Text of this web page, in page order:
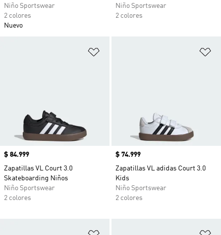
Niño Sportswear
2 colores
Nuevo
Niño Sportswear
2 colores
Precio
$ 84.999
Zapatillas VL Court 3.0
Skateboarding Niños
Niño Sportswear
2 colores
Precio
$ 74.999
Zapatillas VL adidas Court 3.0
Kids
Niño Sportswear
2 colores